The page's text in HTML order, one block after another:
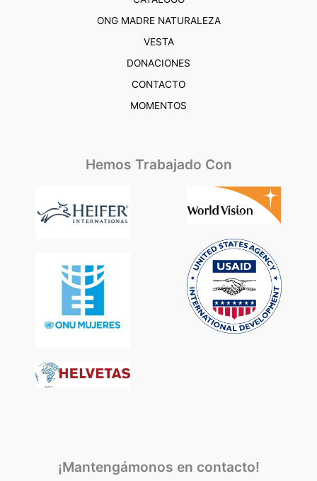
ONG MADRE NATURALEZA
VESTA
DONACIONES
CONTACTO
MOMENTOS
Hemos Trabajado Con
¡Mantengámonos en contacto!